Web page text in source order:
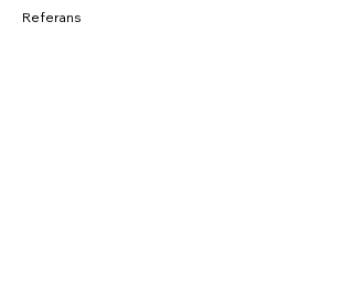
Referans